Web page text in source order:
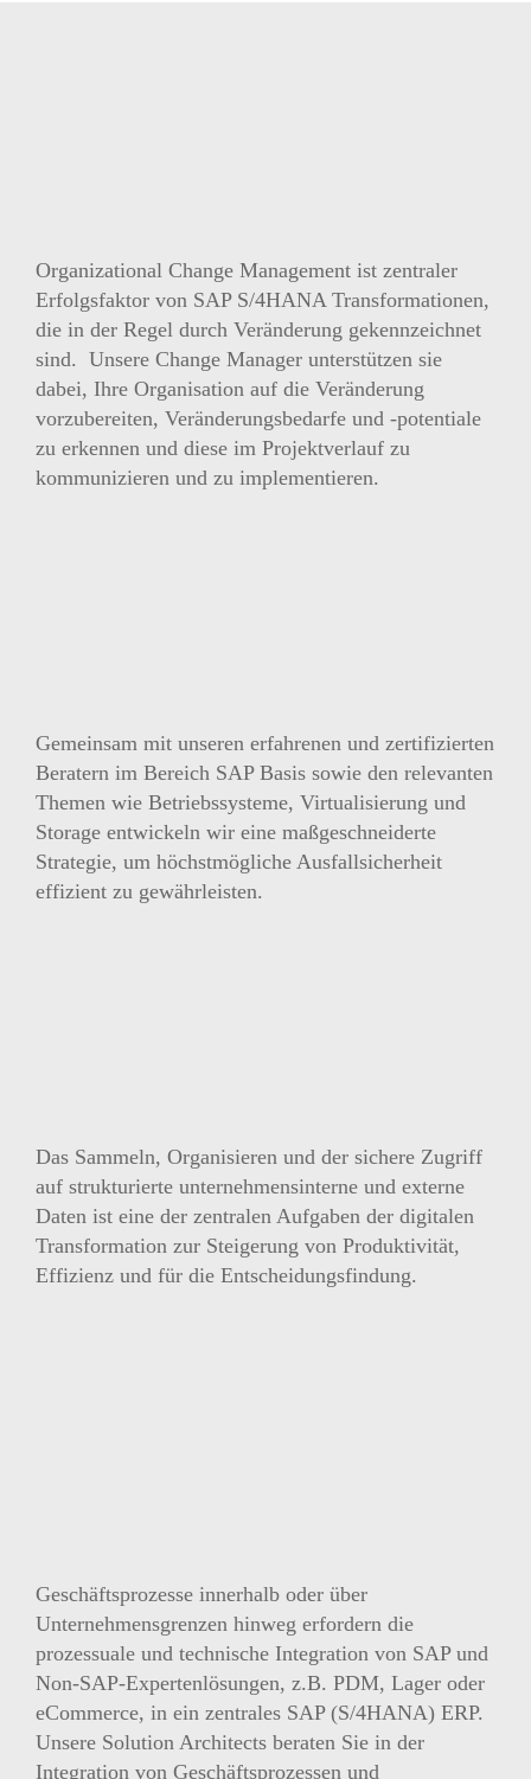
Organizational Change Management ist zentraler
Erfolgsfaktor von SAP S/4HANA Transformationen,
die in der Regel durch Veränderung gekennzeichnet
sind. Unsere Change Manager unterstützen sie
dabei, Ihre Organisation auf die Veränderung
vorzubereiten, Veränderungsbedarfe und -potentiale
zu erkennen und diese im Projektverlauf zu
kommunizieren und zu implementieren.
Gemeinsam mit unseren erfahrenen und zertifizierten
Beratern im Bereich SAP Basis sowie den relevanten
Themen wie Betriebssysteme, Virtualisierung und
Storage entwickeln wir eine maßgeschneiderte
Strategie, um höchstmögliche Ausfallsicherheit
effizient zu gewährleisten.
Das Sammeln, Organisieren und der sichere Zugriff
auf strukturierte unternehmensinterne und externe
Daten ist eine der zentralen Aufgaben der digitalen
Transformation zur Steigerung von Produktivität,
Effizienz und für die Entscheidungsfindung.
Geschäftsprozesse innerhalb oder über
Unternehmensgrenzen hinweg erfordern die
prozessuale und technische Integration von SAP und
Non-SAP-Expertenlösungen, z.B. PDM, Lager oder
eCommerce, in ein zentrales SAP (S/4HANA) ERP.
Unsere Solution Architects beraten Sie in der
Integration von Geschäftsprozessen und